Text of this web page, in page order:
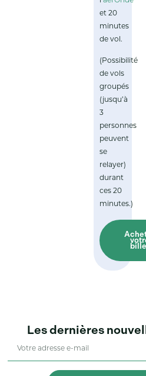
et 20
minutes
de vol.
(Possibilité
de vols
groupés
(jusqu’à
3
personnes
peuvent
se
relayer)
durant
ces 20
minutes.)
Les dernières